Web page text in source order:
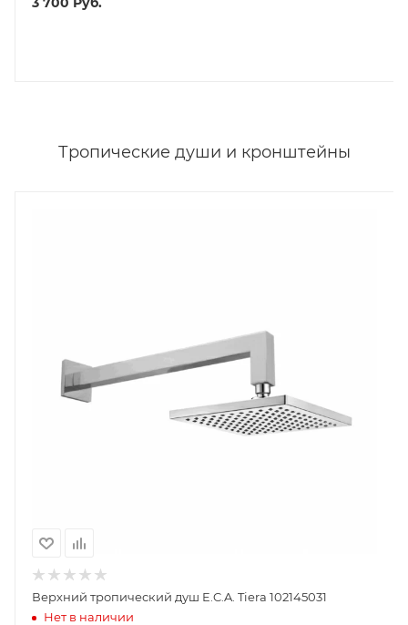
Тропические души и кронштейны
Верхний тропический душ E.C.A. Tiera 102145031
Нет в наличии